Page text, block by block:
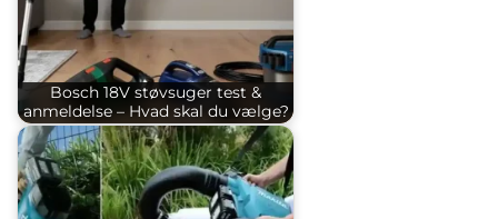
Bosch 18V støvsuger test &
anmeldelse – Hvad skal du vælge?